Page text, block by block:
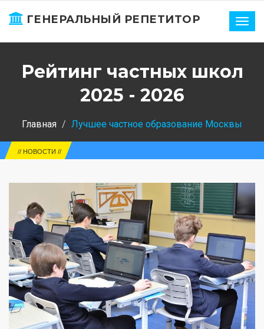
ГЕНЕРАЛЬНЫЙ РЕПЕТИТОР
Рейтинг частных школ
2025 - 2026
Главная Лучшее частное образование Москвы
// НОВОСТИ //